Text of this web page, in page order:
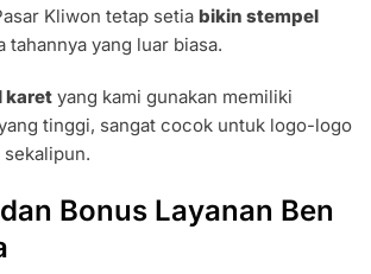
Kliwon tetap setia bikin stempel
tahannya yang luar biasa.
karet yang kami gunakan memiliki
tinggi, sangat cocok untuk logo-logo
Bonus Layanan Ben